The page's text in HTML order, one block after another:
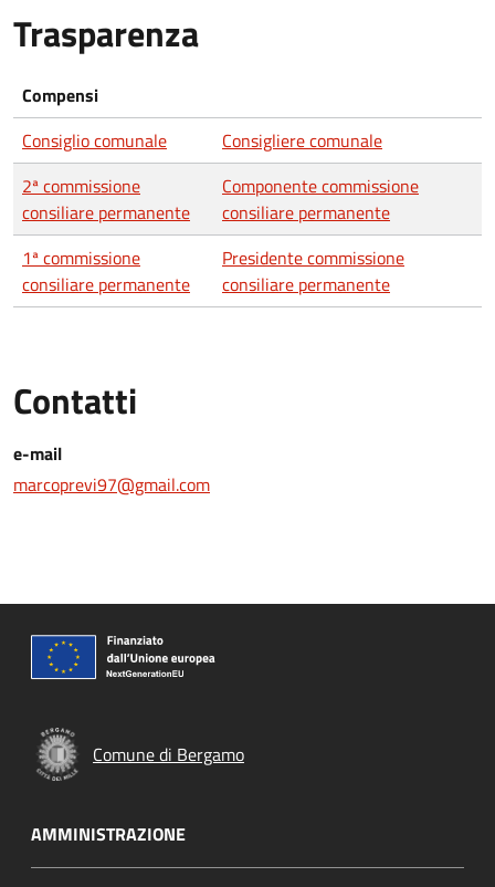
Trasparenza
Compensi
Consiglio comunale
Consigliere comunale
2ª commissione
consiliare permanente
Componente commissione
consiliare permanente
1ª commissione
consiliare permanente
Presidente commissione
consiliare permanente
Contatti
e-mail
marcoprevi97@gmail.com
Comune di Bergamo
AMMINISTRAZIONE